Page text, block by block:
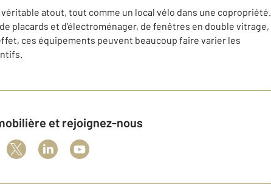
véritable atout, tout comme un local vélo dans une copropriété.
placards et d’électroménager, de fenêtres en double vitrage,
ces équipements peuvent beaucoup faire varier les
et rejoignez-nous